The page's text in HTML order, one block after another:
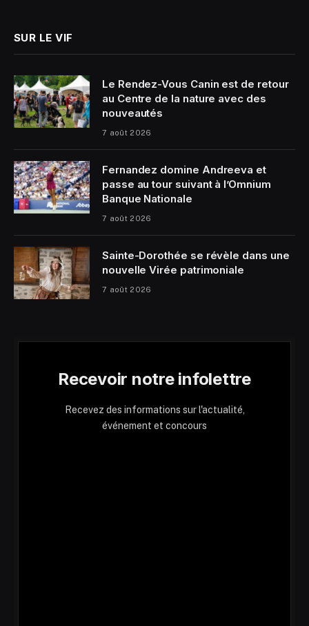
SUR LE VIF
Le Rendez-Vous Canin est de retour
au Centre de la nature avec des
nouveautés
7 août 2026
Fernandez domine Andreeva et
passe au tour suivant à l’Omnium
Banque Nationale
7 août 2026
Sainte-Dorothée se révèle dans une
nouvelle Virée patrimoniale
7 août 2026
Recevoir notre infolettre
Recevez des informations sur l'actualité,
événement et concours